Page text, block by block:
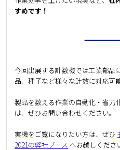
すめです！
今回出展する計数機では工業部品
品、種子など様々な計数に対応可
製品を数える作業の自動化・省力
は、ぜひお問い合わせください。
実機をご覧になりたい方は、ぜひ
2021の弊社ブース へお越しくださ